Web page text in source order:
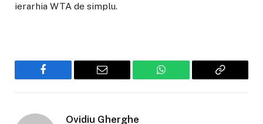
ierarhia WTA de simplu.
Facebook Email WhatsApp
Copiaza
Ovidiu Gherghe